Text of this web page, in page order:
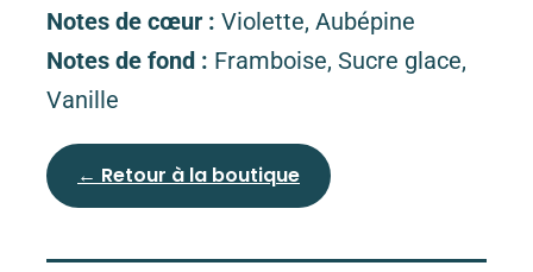
Notes de cœur : Violette, Aubépine
Notes de fond : Framboise, Sucre glace,
Vanille
← Retour à la boutique